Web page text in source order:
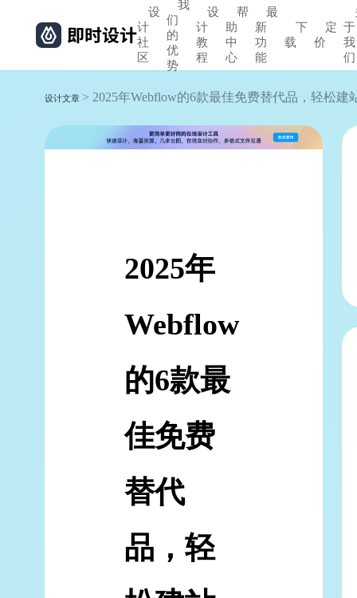
设
计
社
区
我
们
的
优
势
设
计
教
程
帮
助
中
心
最
新
功
能
下
载
定
价
于
我
们
设计文章 > 2025年Webflow的6款最佳免费替代品，轻松建
2025年
Webflow
的6款最
佳免费
替代
品，轻